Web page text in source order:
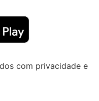
com privacidade e